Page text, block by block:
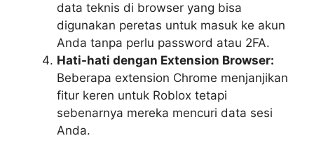
data teknis di browser yang bisa
digunakan peretas untuk masuk ke akun
Anda tanpa perlu password atau 2FA.
Hati-hati dengan Extension Browser:
Beberapa extension Chrome menjanjikan
fitur keren untuk Roblox tetapi
sebenarnya mereka mencuri data sesi
Anda.